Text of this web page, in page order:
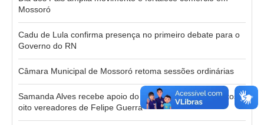
Mossoró
Cadu de Lula confirma presença no primeiro debate para o
Governo do RN
Câmara Municipal de Mossoró retoma sessões ordinárias
Samanda Alves recebe apoio do prefeito, vice, ex-prefeitos e
oito vereadores de Felipe Guerra